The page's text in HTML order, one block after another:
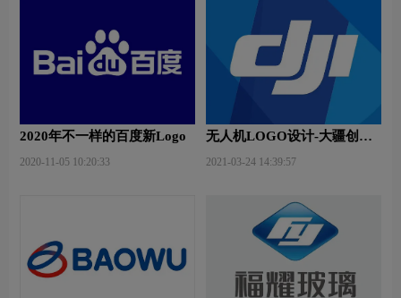
2020年不一样的百度新Logo
2020-11-05 10:20:33
无人机LOGO设计-大疆创新
2021-03-24 14:39:57